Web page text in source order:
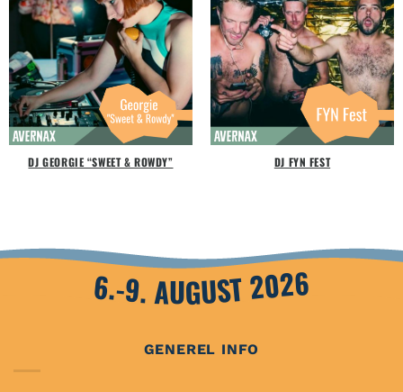
DJ GEORGIE “SWEET & ROWDY” DJ FYN FEST
6.-9. AUGUST 2026
GENEREL INFO